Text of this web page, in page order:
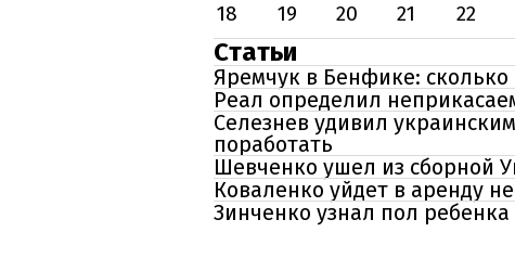
18
19 20 21 22
Статьи
Яремчук в Бенфике:
Реал определил
Селезнев удивил
поработать
Шевченко ушел из сборной
Коваленко уйдет в аренду
Зинченко узнал пол